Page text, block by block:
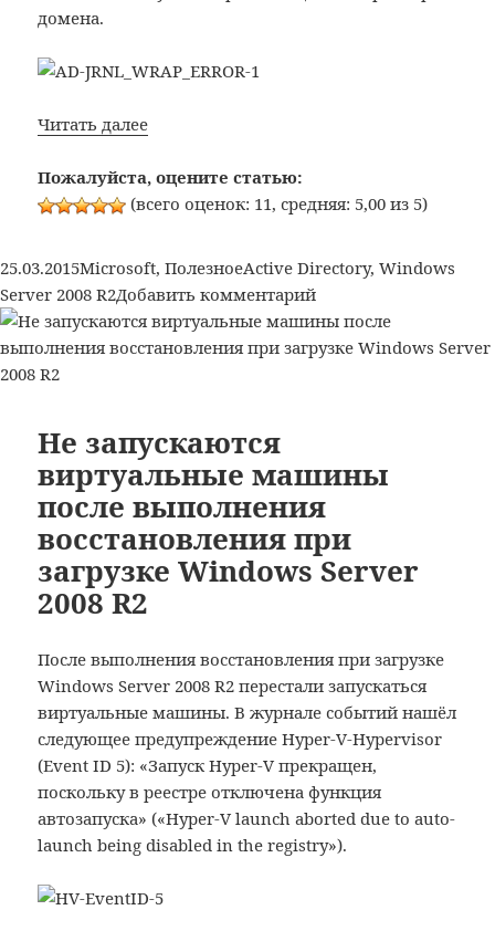
домена.
Читать далееНе
контроллеры
домена.
Пожалуйста, оцените статью:
(всего оценок: 11, средняя: 5,00 из 5)
Опубликовано
25.03.2015Рубрики
Microsoft, ПолезноеМетки
Active Directory, Windows
Server 2008 R2Добавить комментарийк
записи
Не
JRNL_WRAP_ERROR
Не запускаются
виртуальные машины
после выполнения
восстановления при
загрузке Windows Server
2008 R2
После выполнения восстановления при загрузке
Windows Server 2008 R2 перестали запускаться
виртуальные машины. В журнале событий нашёл
следующее предупреждение Hyper-V-Hypervisor
(Event ID 5): «Запуск Hyper-V прекращен,
поскольку в реестре отключена функция
автозапуска» («Hyper-V launch aborted due to auto-
launch being disabled in the registry»).